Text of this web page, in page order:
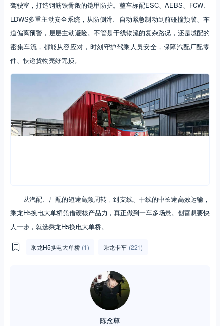
驾驶室，打造钢筋铁骨般的铠甲防护。整车标配ESC、AEBS、FCW、
LDWS多重主动安全系统，从防侧滑、自动紧急制动到前碰撞预警、车
道偏离预警，层层主动避险。不管是干线物流的复杂路况，还是城配的
密集车流，都能从容应对，时刻守护驾乘人员安全，保障汽配厂配零
件、快递货物完好无损。
从汽配、厂配的短途高频周转，到支线、干线的中长途高效运输，
乘龙H5换电大单桥凭借硬核产品力，真正做到一车多场景。创富想要快
人一步，就选乘龙H5换电大单桥。
乘龙H5换电大单桥 (1) 乘龙卡车 (221)
陈念尊